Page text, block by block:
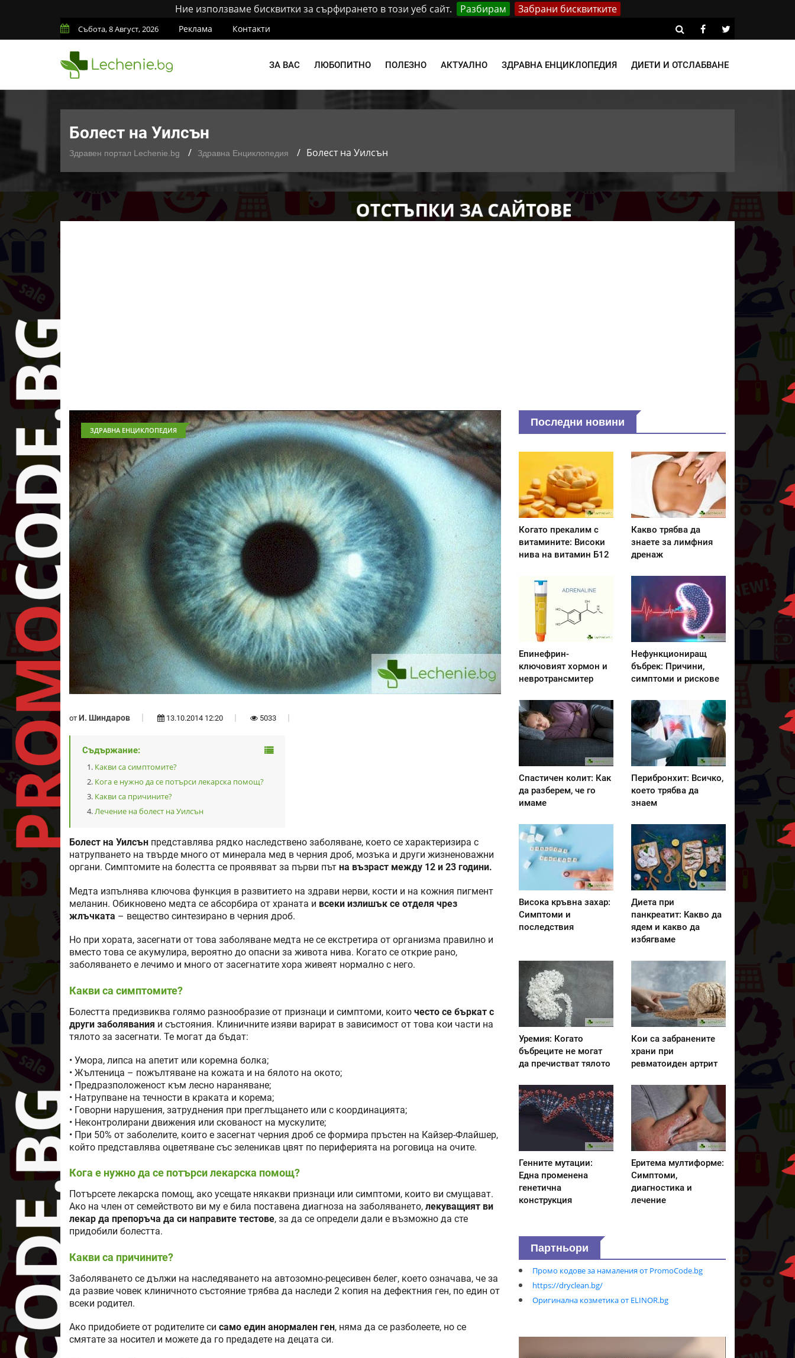
Ние използваме бисквитки за сърфирането в този уеб сайт. Разбирам Забрани бисквитките
Събота, 8 Август, 2026 Реклама Контакти
ЗА ВАС ЛЮБОПИТНО ПОЛЕЗНО АКТУАЛНО ЗДРАВНА ЕНЦИКЛОПЕДИЯ ДИЕТИ И ОТСЛАБВАНЕ
Болест на Уилсън
Здравен портал Lechenie.bg Здравна Енциклопедия Болест на Уилсън
ЗДРАВНА ЕНЦИКЛОПЕДИЯ
от И. Шиндаров 13.10.2014 12:20 5033
Съдържание:
Какви са симптомите?
Кога е нужно да се потърси лекарска помощ?
Какви са причините?
Лечение на болест на Уилсън
Болест на Уилсън представлява рядко наследствено заболяване, което се характеризира с
натрупването на твърде много от минерала мед в черния дроб, мозъка и други жизненоважни
органи. Симптомите на болестта се проявяват за първи път на възраст между 12 и 23 години.
Медта изпълнява ключова функция в развитието на здрави нерви, кости и на кожния пигмент
меланин. Обикновено медта се абсорбира от храната и всеки излишък се отделя чрез
жлъчката – вещество синтезирано в черния дроб.
Но при хората, засегнати от това заболяване медта не се екстретира от организма правилно и
вместо това се акумулира, вероятно до опасни за живота нива. Когато се открие рано,
заболяването е лечимо и много от засегнатите хора живеят нормално с него.
Какви са симптомите?
Болестта предизвиква голямо разнообразие от признаци и симптоми, които често се бъркат с
други заболявания и състояния. Клиничните изяви варират в зависимост от това кои части на
тялото за засегнати. Те могат да бъдат:
• Умора, липса на апетит или коремна болка;
• Жълтеница – пожълтяване на кожата и на бялото на окото;
• Предразположеност към лесно нараняване;
• Натрупване на течности в краката и корема;
• Говорни нарушения, затруднения при преглъщането или с координацията;
• Неконтролирани движения или скованост на мускулите;
• При 50% от заболелите, които е засегнат черния дроб се формира пръстен на Кайзер-Флайшер,
който представлява оцветяване със зеленикав цвят по периферията на роговица на очите.
Кога е нужно да се потърси лекарска помощ?
Потърсете лекарска помощ, ако усещате някакви признаци или симптоми, които ви смущават.
Ако на член от семейството ви му е била поставена диагноза на заболяването, лекуващият ви
лекар да препоръча да си направите тестове, за да се определи дали е възможно да сте
придобили болестта.
Какви са причините?
Заболяването се дължи на наследяването на автозомно-рецесивен белег, което означава, че за
да развие човек клиничното състояние трябва да наследи 2 копия на дефектния ген, по един от
всеки родител.
Ако придобиете от родителите си само един анормален ген, няма да се разболеете, но се
смятате за носител и можете да го предадете на децата си.
Последни новини
Когато прекалим с
витамините: Високи
нива на витамин Б12
Какво трябва да
знаете за лимфния
дренаж
Епинефрин-
ключовият хормон и
невротрансмитер
Нефункциониращ
бъбрек: Причини,
симптоми и рискове
Спастичен колит: Как
да разберем, че го
имаме
Перибронхит: Всичко,
което трябва да
знаем
Висока кръвна захар:
Симптоми и
последствия
Диета при
панкреатит: Kакво да
ядем и какво да
избягваме
Уремия: Когато
бъбреците не могат
да пречистват тялото
Кои са забранените
храни при
ревматоиден артрит
Генните мутации:
Една променена
генетична
конструкция
Еритема мултиформе:
Симптоми,
диагностика и
лечение
Партньори
Промо кодове за намаления от PromoCode.bg
https://dryclean.bg/
Оригинална козметика от ELINOR.bg